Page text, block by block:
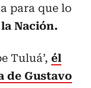
para que lo
Nación.
Tuluá’, él
de Gustavo